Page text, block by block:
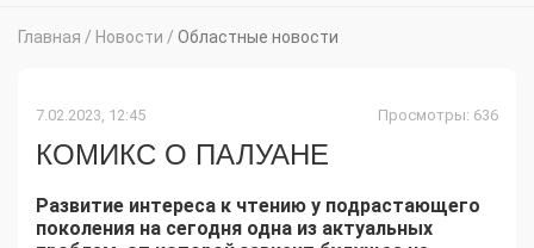
Главная / Новости / Областные новости
7.02.2023, 12:45 Просмотры: 636
КОМИКС О ПАЛУАНЕ
Развитие интереса к чтению у подрастающего
поколения на сегодня одна из актуальных